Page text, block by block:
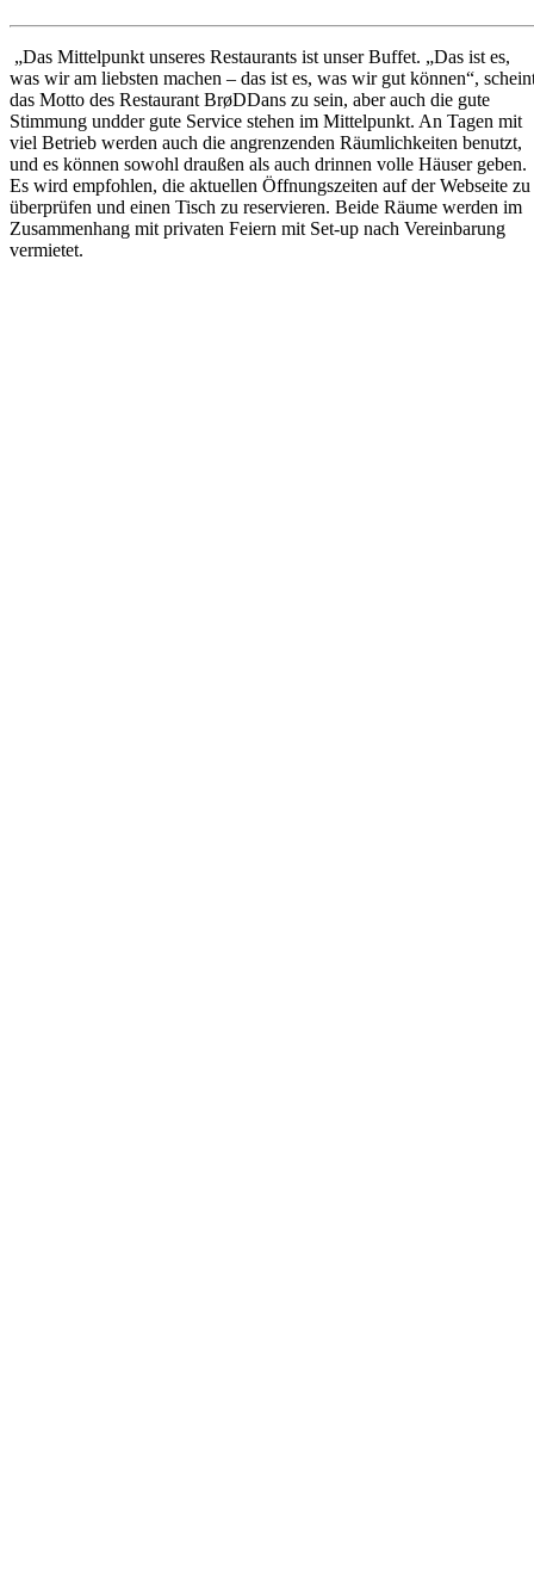
„Das Mittelpunkt unseres Restaurants ist unser Buffet. „Das ist es,
was wir am liebsten machen – das ist es, was wir gut können“,
das Motto des Restaurant BrøDDans zu sein, aber auch die gute
Stimmung undder gute Service stehen im Mittelpunkt. An Tagen mit
viel Betrieb werden auch die angrenzenden Räumlichkeiten benutzt,
und es können sowohl draußen als auch drinnen volle Häuser geben.
Es wird empfohlen, die aktuellen Öffnungszeiten auf der Webseite zu
überprüfen und einen Tisch zu reservieren. Beide Räume werden im
Zusammenhang mit privaten Feiern mit Set-up nach Vereinbarung
vermietet.